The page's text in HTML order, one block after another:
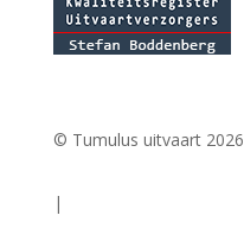
© Tumulus uitvaart 2026
|